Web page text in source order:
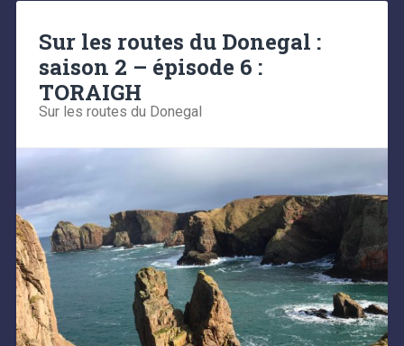
Sur les routes du Donegal :
saison 2 – épisode 6 :
TORAIGH
Sur les routes du Donegal